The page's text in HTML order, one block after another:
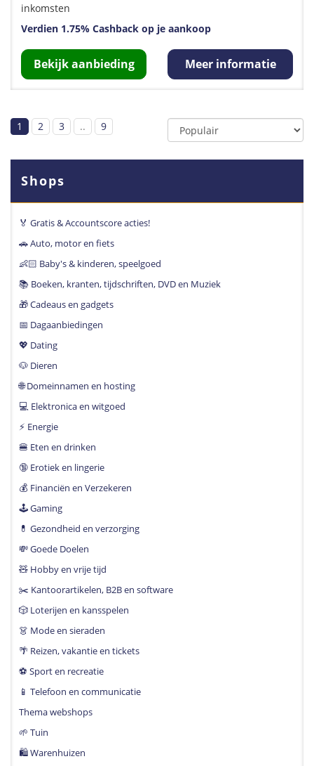
inkomsten
Verdien 1.75% Cashback op je aankoop
Bekijk aanbieding Meer informatie
1 2 3 .. 9
Shops
🏅 Gratis & Accountscore acties!
🚗 Auto, motor en fiets
👶🏻 Baby's & kinderen, speelgoed
📚 Boeken, kranten, tijdschriften, DVD en Muziek
🎁 Cadeaus en gadgets
📅 Dagaanbiedingen
💖 Dating
🐶 Dieren
🌐 Domeinnamen en hosting
💻 Elektronica en witgoed
⚡️ Energie
🍔 Eten en drinken
🔞 Erotiek en lingerie
💰 Financiën en Verzekeren
🕹 Gaming
💊 Gezondheid en verzorging
💸 Goede Doelen
🧸 Hobby en vrije tijd
✂️ Kantoorartikelen, B2B en software
🎲 Loterijen en kansspelen
👗 Mode en sieraden
🌴 Reizen, vakantie en tickets
⚽️ Sport en recreatie
📱 Telefoon en communicatie
Thema webshops
🌱 Tuin
🛍 Warenhuizen